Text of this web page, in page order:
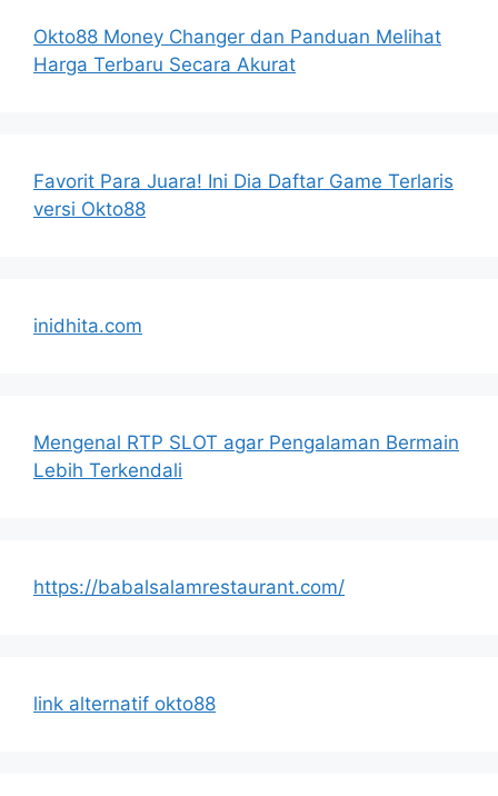
Okto88 Money Changer dan Panduan Melihat
Harga Terbaru Secara Akurat
Favorit Para Juara! Ini Dia Daftar Game Terlaris
versi Okto88
inidhita.com
Mengenal RTP SLOT agar Pengalaman Bermain
Lebih Terkendali
https://babalsalamrestaurant.com/
link alternatif okto88